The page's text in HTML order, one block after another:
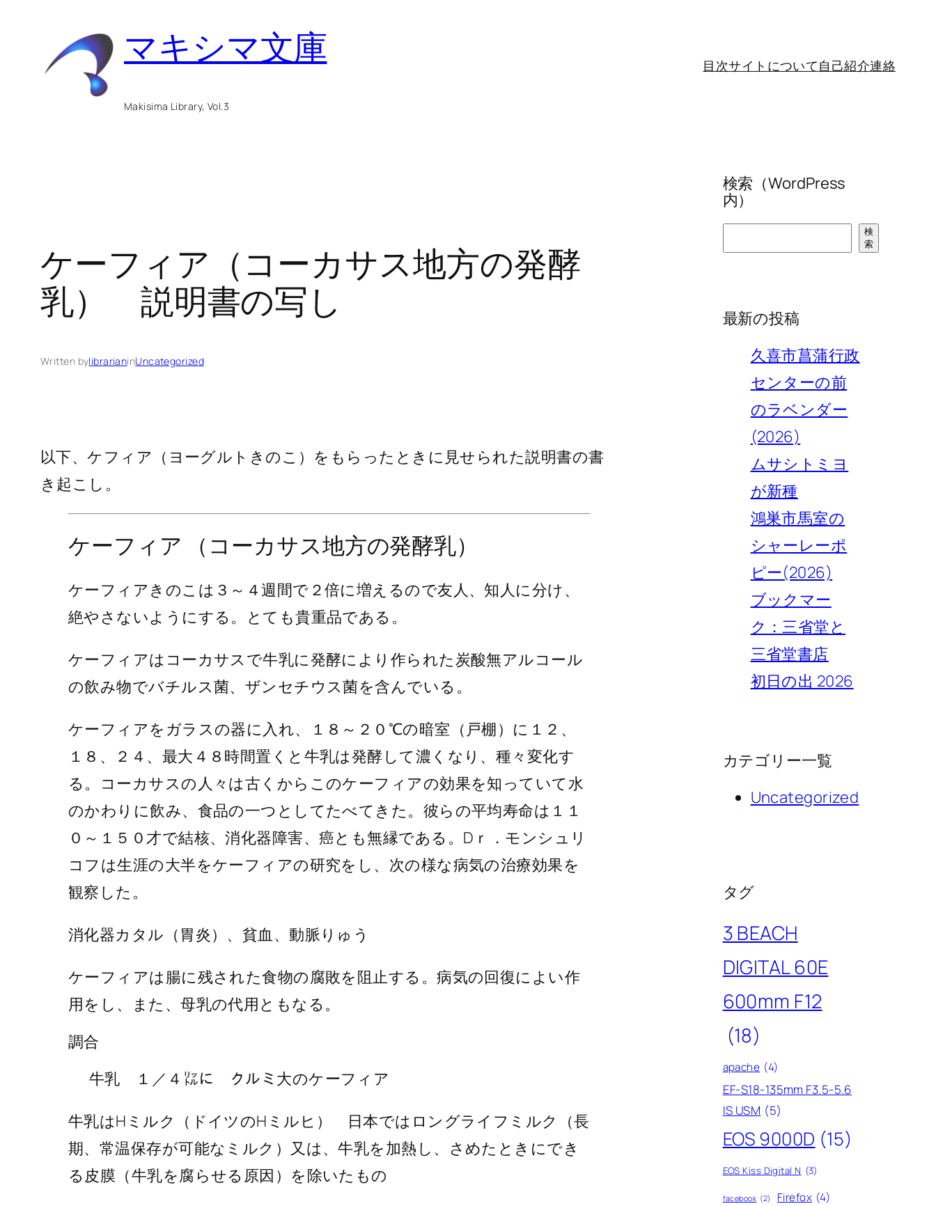
マキシマ文庫
Makisima Library, Vol.3
目次サイトについて自己紹介連絡
ケーフィア（コーカサス地方の発酵
乳） 説明書の写し
Written bylibrarianinUncategorized
以下、ケフィア（ヨーグルトきのこ）をもらったときに見せられた説明書の書
き起こし。
ケーフィア （コーカサス地方の発酵乳）
ケーフィアきのこは３～４週間で２倍に増えるので友人、知人に分け、
絶やさないようにする。とても貴重品である。
ケーフィアはコーカサスで牛乳に発酵により作られた炭酸無アルコール
の飲み物でバチルス菌、ザンセチウス菌を含んでいる。
ケーフィアをガラスの器に入れ、１８～２０℃の暗室（戸棚）に１２、
１８、２４、最大４８時間置くと牛乳は発酵して濃くなり、種々変化す
る。コーカサスの人々は古くからこのケーフィアの効果を知っていて水
のかわりに飲み、食品の一つとしてたべてきた。彼らの平均寿命は１１
０～１５０才で結核、消化器障害、癌とも無縁である。Dｒ．モンシュリ
コフは生涯の大半をケーフィアの研究をし、次の様な病気の治療効果を
観察した。
消化器カタル（胃炎）、貧血、動脈りゅう
ケーフィアは腸に残された食物の腐敗を阻止する。病気の回復によい作
用をし、また、母乳の代用ともなる。
調合
牛乳 １／４㍑に クルミ大のケーフィア
牛乳はHミルク（ドイツのHミルヒ） 日本ではロングライフミルク（長
期、常温保存が可能なミルク）又は、牛乳を加熱し、さめたときにでき
る皮膜（牛乳を腐らせる原因）を除いたもの
検索（WordPress
内）
検
索
最新の投稿
久喜市菖蒲行政
センターの前
のラベンダー
(2026)
ムサシトミヨ
が新種
鴻巣市馬室の
シャーレーポ
ピー(2026)
ブックマー
ク：三省堂と
三省堂書店
初日の出 2026
カテゴリー一覧
Uncategorized
タグ
3 BEACH
DIGITAL 60E
600mm F12
(18)
apache (4)
EF-S18-135mm F3.5-5.6
IS USM (5)
EOS 9000D (15)
EOS Kiss Digital N (3)
facebook (2) Firefox (4)